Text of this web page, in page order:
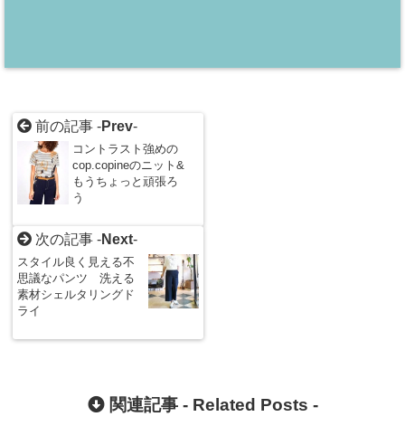
前の記事 -Prev-
コントラスト強めの
cop.copineのニット&
もうちょっと頑張ろ
う
次の記事 -Next-
スタイル良く見える不
思議なパンツ 洗える
素材シェルタリングド
ライ
関連記事 - Related Posts -